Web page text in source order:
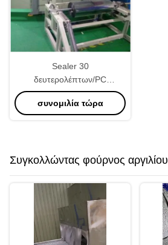
Sealer 30
δευτερολέπτων/PC
βιομηχανική μηχανή κενής
συσκευασίας διευθετήσιμη
συνομιλία τώρα
Συγκολλώντας φούρνος αργιλίου